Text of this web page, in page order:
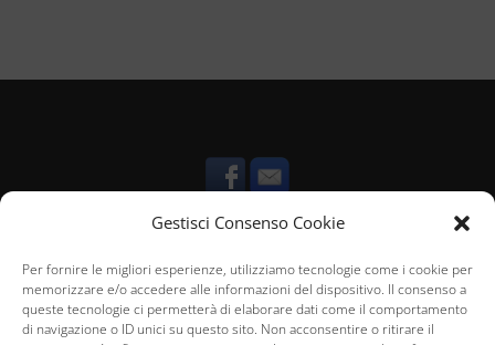
Gestisci Consenso Cookie
Per fornire le migliori esperienze, utilizziamo tecnologie come i cookie per
memorizzare e/o accedere alle informazioni del dispositivo. Il consenso a
queste tecnologie ci permetterà di elaborare dati come il comportamento
di navigazione o ID unici su questo sito. Non acconsentire o ritirare il